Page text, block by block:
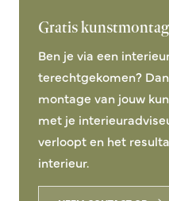
Gratis
Ben je via een
terechtgekomen?
montage van jouw
met je
verloopt en het
interieur.